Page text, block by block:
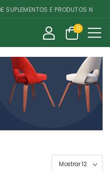
E PRODUTOS
0